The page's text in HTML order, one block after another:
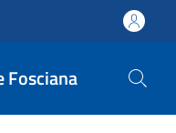
Fosciana